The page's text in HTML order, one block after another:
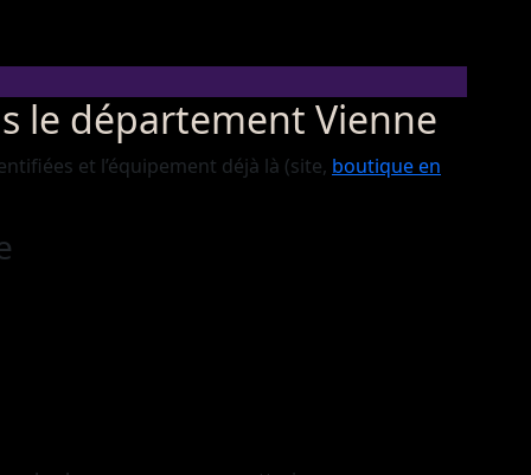
le département Vienne
et l’équipement déjà là (site, boutique en